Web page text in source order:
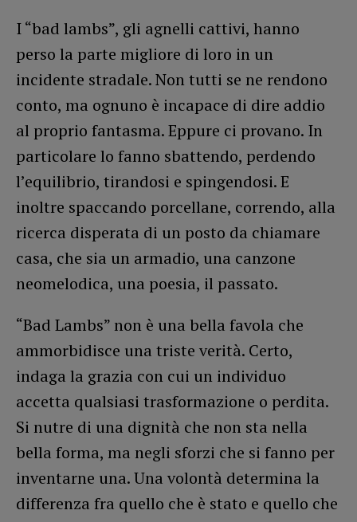
I “bad lambs”, gli agnelli cattivi, hanno
perso la parte migliore di loro in un
incidente stradale. Non tutti se ne rendono
conto, ma ognuno è incapace di dire addio
al proprio fantasma. Eppure ci provano. In
particolare lo fanno sbattendo, perdendo
l’equilibrio, tirandosi e spingendosi. E
inoltre spaccando porcellane, correndo, alla
ricerca disperata di un posto da chiamare
casa, che sia un armadio, una canzone
neomelodica, una poesia, il passato.
“Bad Lambs” non è una bella favola che
ammorbidisce una triste verità. Certo,
indaga la grazia con cui un individuo
accetta qualsiasi trasformazione o perdita.
Si nutre di una dignità che non sta nella
bella forma, ma negli sforzi che si fanno per
inventarne una. Una volontà determina la
differenza fra quello che è stato e quello che